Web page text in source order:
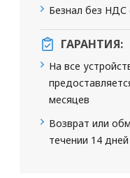
Безнал без
ГАРАНТИЯ:
На все
месяцев
Возврат или
течении 14